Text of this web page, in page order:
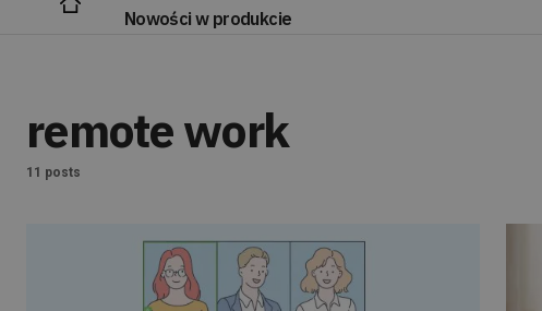
Nowości w produkcie
remote work
11 posts